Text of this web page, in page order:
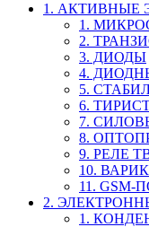
1. АКТИВНЫЕ
1.
2.
3. ДИОДЫ
4.
5.
6.
7.
8.
9. РЕЛЕ
10.
11.
2.
1.